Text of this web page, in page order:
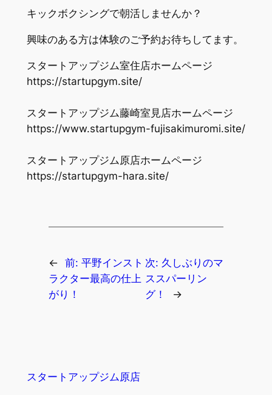
キックボクシングで朝活しませんか？
興味のある方は体験のご予約お待ちしてます。
スタートアップジム室住店ホームページ
https://startupgym.site/
スタートアップジム藤崎室見店ホームページ
https://www.startupgym-fujisakimuromi.site/
スタートアップジム原店ホームページ
https://startupgym-hara.site/
← 前: 平野インスト
ラクター最高の仕上
がり！
次: 久しぶりのマ
ススパーリン
グ！
→
スタートアップジム原店